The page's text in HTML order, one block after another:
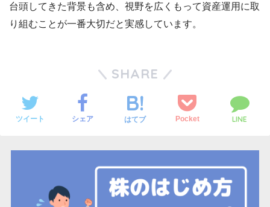
台頭してきた背景も含め、視野を広くもって資産運用に取
り組むことが一番大切だと実感しています。
SHARE
ツイート シェア はてブ Pocket LINE